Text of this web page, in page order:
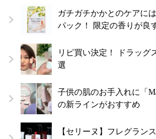
ガチガチかかとのケアに
パック！ 限定の香りが良
リピ買い決定！ ドラッグ
選
子供の肌のお手入れに「
の新ラインがおすすめ
【セリーヌ】フレグラン